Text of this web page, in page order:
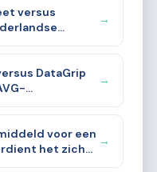
versus
→
DataGrip
→
voor een
het zich
→